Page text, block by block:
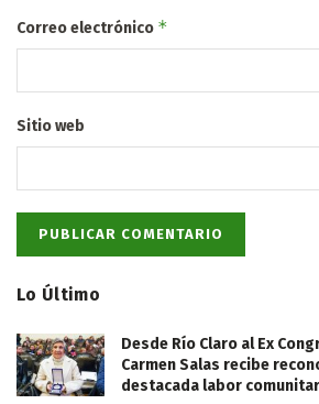
Correo electrónico *
Sitio web
Lo Último
Desde Río Claro al Ex
Carmen Salas recibe
destacada labor